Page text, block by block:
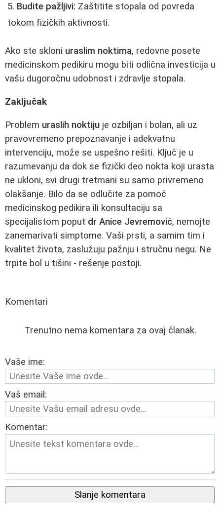
Budite pažljivi: Zaštitite stopala od povreda
tokom fizičkih aktivnosti.
Ako ste skloni uraslim noktima, redovne posete
medicinskom pedikiru mogu biti odlična investicija u
vašu dugoročnu udobnost i zdravlje stopala.
Zaključak
Problem uraslih noktiju je ozbiljan i bolan, ali uz
pravovremeno prepoznavanje i adekvatnu
intervenciju, može se uspešno rešiti. Ključ je u
razumevanju da dok se fizički deo nokta koji urasta
ne ukloni, svi drugi tretmani su samo privremeno
olakšanje. Bilo da se odlučite za pomoć
medicinskog pedikira ili konsultaciju sa
specijalistom poput dr Anice Jevremović, nemojte
zanemarivati simptome. Vaši prsti, a samim tim i
kvalitet života, zaslužuju pažnju i stručnu negu. Ne
trpite bol u tišini - rešenje postoji.
Komentari
Trenutno nema komentara za ovaj članak.
Vaše ime:
Vaš email:
Komentar:
Slanje komentara